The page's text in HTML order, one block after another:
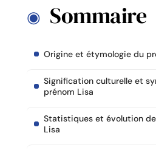
Sommaire
Origine et étymologie du
Signification culturelle et
prénom Lisa
Statistiques et évolution
Lisa